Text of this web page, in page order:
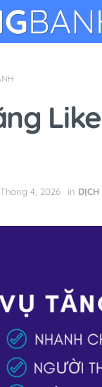
Tháng 4, 2026 in